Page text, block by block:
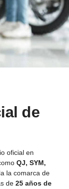
de
oficial en
QJ, SYM,
la comarca de
de 25 años de